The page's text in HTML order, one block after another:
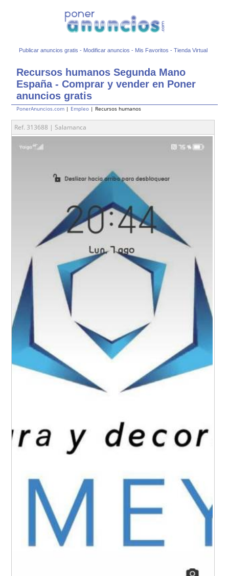
Publicar anuncios gratis - Modificar anuncios - Mis Favoritos -Tienda Virtual
Recursos humanos Segunda Mano
España - Comprar y vender en Poner
anuncios gratis
PonerAnuncios.com | Empleo | Recursos humanos
Ref. 313688 | Salamanca